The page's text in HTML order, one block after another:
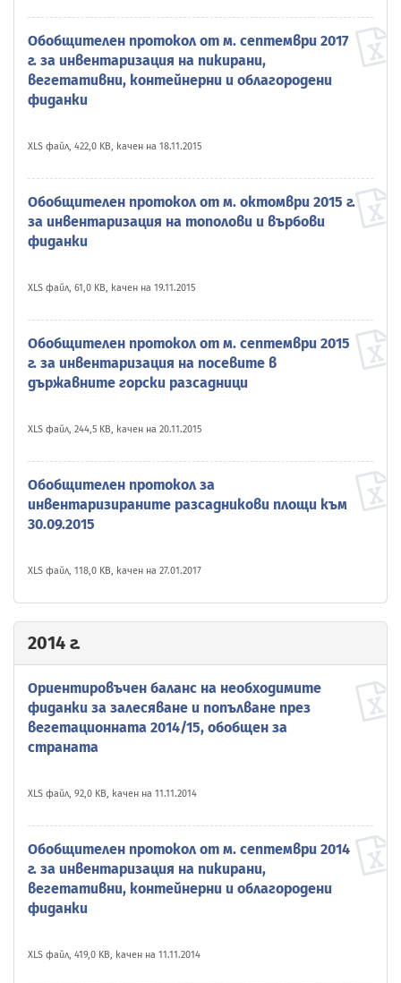
Обобщителен протокол от м. септември 2017
г. за инвентаризация на пикирани,
вегетативни, контейнерни и облагородени
фиданки
XLS файл, 422,0 KB, качен на 18.11.2015
Обобщителен протокол от м. октомври 2015 г.
за инвентаризация на тополови и върбови
фиданки
XLS файл, 61,0 KB, качен на 19.11.2015
Обобщителен протокол от м. септември 2015
г. за инвентаризация на посевите в
държавните горски разсадници
XLS файл, 244,5 KB, качен на 20.11.2015
Обобщителен протокол за
инвентаризираните разсадникови площи към
30.09.2015
XLS файл, 118,0 KB, качен на 27.01.2017
2014 г.
Ориентировъчен баланс на необходимите
фиданки за залесяване и попълване през
вегетационната 2014/15, обобщен за
страната
XLS файл, 92,0 KB, качен на 11.11.2014
Обобщителен протокол от м. септември 2014
г. за инвентаризация на пикирани,
вегетативни, контейнерни и облагородени
фиданки
XLS файл, 419,0 KB, качен на 11.11.2014